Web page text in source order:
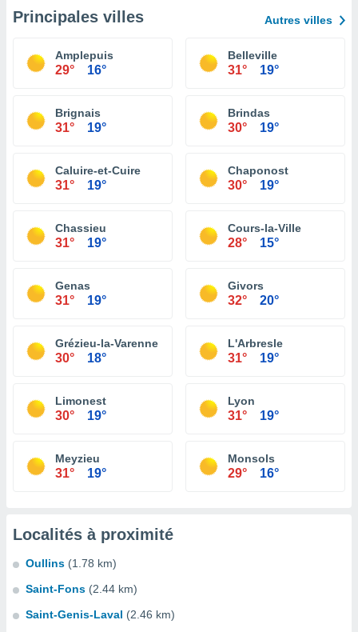
Principales villes Autres villes
Amplepuis
29° 16°
Belleville
31° 19°
Brignais
31° 19°
Brindas
30° 19°
Caluire-et-Cuire
31° 19°
Chaponost
30° 19°
Chassieu
31° 19°
Cours-la-Ville
28° 15°
Genas
31° 19°
Givors
32° 20°
Grézieu-la-Varenne
30° 18°
L'Arbresle
31° 19°
Limonest
30° 19°
Lyon
31° 19°
Meyzieu
31° 19°
Monsols
29° 16°
Localités à proximité
Oullins (1.78 km)
Saint-Fons (2.44 km)
Saint-Genis-Laval (2.46 km)